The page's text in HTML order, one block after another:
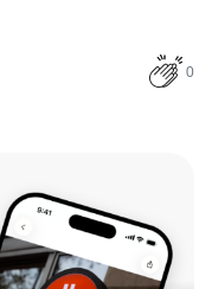
0